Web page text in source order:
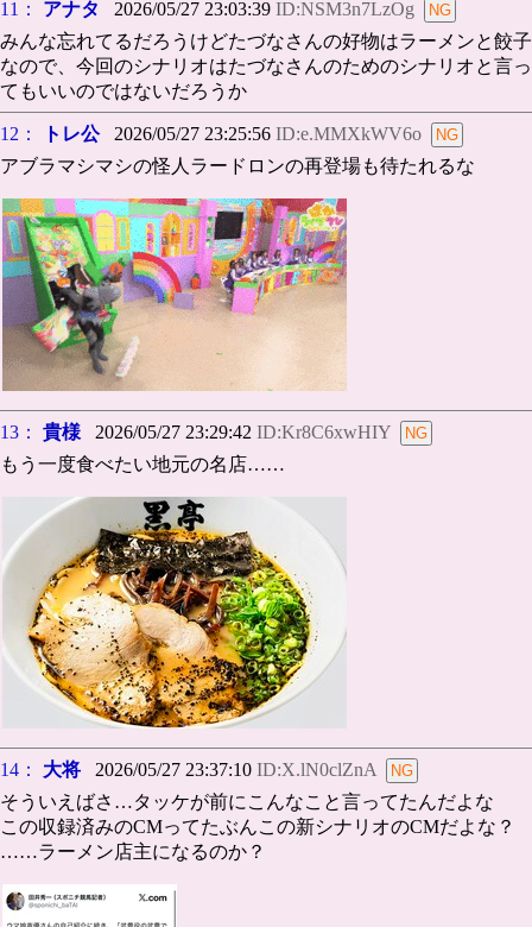
11： アナタ 2026/05/27 23:03:39 ID:NSM3n7LzOg
みんな忘れてるだろうけどたづなさんの好物はラーメンと餃子
なので、今回のシナリオはたづなさんのためのシナリオと言っ
てもいいのではないだろうか
12： トレ公2026/05/27 23:25:56 ID:e.MMXkWV6o
アブラマシマシの怪人ラードロンの再登場も待たれるな
13： 貴様 2026/05/27 23:29:42 ID:Kr8C6xwHIY
もう一度食べたい地元の名店……
14： 大将 2026/05/27 23:37:10 ID:X.lN0clZnA
そういえばさ…タッケが前にこんなこと言ってたんだよな
この収録済みのCMってたぶんこの新シナリオのCMだよな？
……ラーメン店主になるのか？